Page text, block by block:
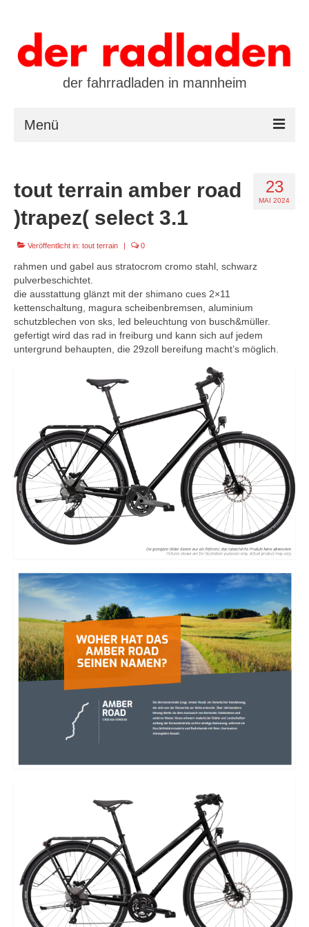
der fahrradladen in mannheim
Menü
marken
öffnungszeiten / kontakt
leasing / finanzierung
preistool
kalender
specials
urban arrow familynext pro / 2026 / 100nm
23
MAI 2024
tout terrain amber road
)trapez( select 3.1
Veröffentlicht in: tout terrain | 0
rahmen und gabel aus stratocrom cromo stahl, schwarz
pulverbeschichtet.
die ausstattung glänzt mit der shimano cues 2×11
kettenschaltung, magura scheibenbremsen, aluminium
schutzblechen von sks, led beleuchtung von busch&müller.
gefertigt wird das rad in freiburg und kann sich auf jedem
untergrund behaupten, die 29zoll bereifung macht’s möglich.